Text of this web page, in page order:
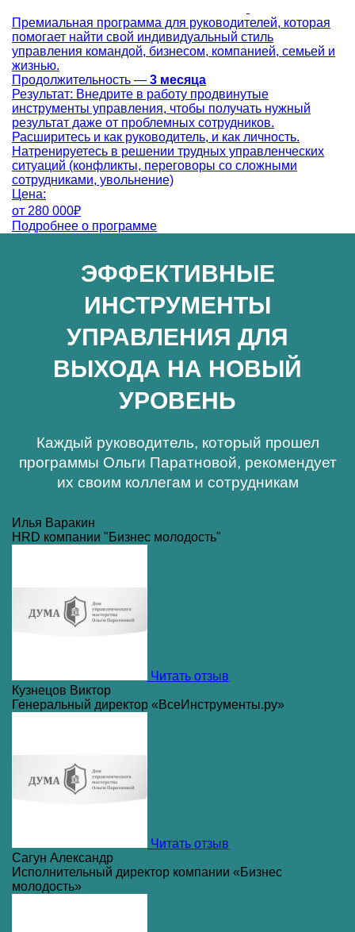
Премиальная программа для руководителей, которая
помогает найти свой индивидуальный стиль
управления командой, бизнесом, компанией, семьей и
жизнью.
Продолжительность — 3 месяца
Результат: Внедрите в работу продвинутые
инструменты управления, чтобы получать нужный
результат даже от проблемных сотрудников.
Расширитесь и как руководитель, и как личность.
Натренируетесь в решении трудных управленческих
ситуаций (конфликты, переговоры со сложными
сотрудниками, увольнение)
Цена:
от 280 000₽
Подробнее о программе
ЭФФЕКТИВНЫЕ
ИНСТРУМЕНТЫ
УПРАВЛЕНИЯ ДЛЯ
ВЫХОДА НА НОВЫЙ
УРОВЕНЬ
Каждый руководитель, который прошел
программы Ольги Паратновой, рекомендует
их своим коллегам и сотрудникам
Илья Варакин
HRD компании "Бизнес молодость"
Читать отзыв
Кузнецов Виктор
Генеральный директор «ВсеИнструменты.ру»
Читать отзыв
Сагун Александр
Исполнительный директор компании «Бизнес
молодость»